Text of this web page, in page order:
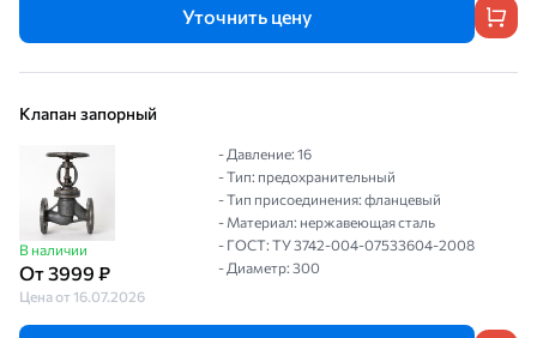
Уточнить цену
Клапан запорный
В наличии
От 3999 ₽
Цена от 16.07.2026
- Давление: 16
- Тип: предохранительный
- Тип присоединения: фланцевый
- Материал: нержавеющая сталь
- ГОСТ: ТУ 3742-004-07533604-2008
- Диаметр: 300